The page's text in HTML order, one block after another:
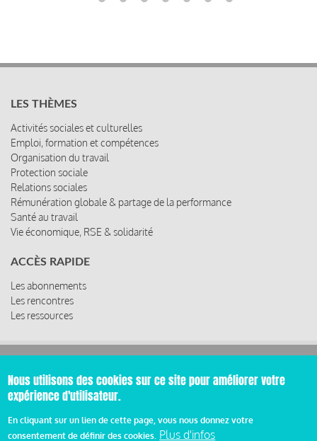
LES THÈMES
Activités sociales et culturelles
Emploi, formation et compétences
Organisation du travail
Protection sociale
Relations sociales
Rémunération globale & partage de la performance
Santé au travail
Vie économique, RSE & solidarité
ACCÈS RAPIDE
Les abonnements
Les rencontres
Les ressources
© 2019 Miroir Social - Réalisé par Cafffeine
Pied
d’abonnement
Nous utilisons des cookies sur ce site pour améliorer votre
expérience d'utilisateur.
En cliquant sur un lien de cette page, vous nous donnez votre
consentement de définir des cookies. Plus d'infos